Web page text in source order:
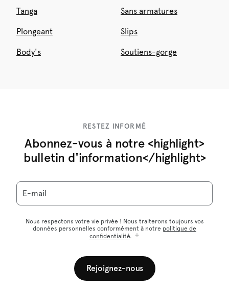
Tanga Sans armatures
Plongeant Slips
Body's Soutiens-gorge
RESTEZ INFORMÉ
Abonnez-vous à notre <highlight>
bulletin d'information</highlight>
E-mail
Nous respectons votre vie privée ! Nous traiterons toujours vos
données personnelles conformément à notre politique de
confidentialité.
Rejoignez-nous